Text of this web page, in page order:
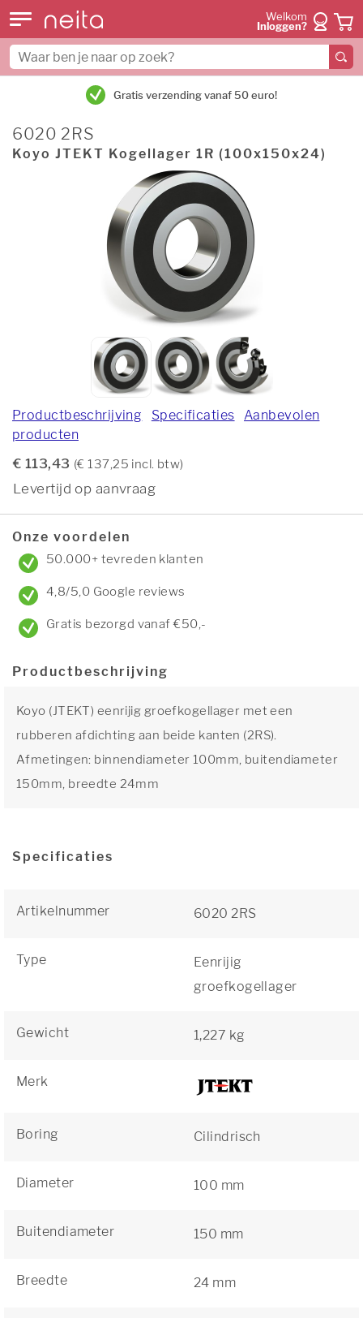
Welkom
Inloggen?
Gratis verzending vanaf 50 euro!
6020 2RS
Koyo JTEKT Kogellager 1R (100x150x24)
Productbeschrijving Specificaties
Aanbevolen
producten
€ 113,43 (€ 137,25 incl. btw)
Levertijd op aanvraag
Onze voordelen
50.000+ tevreden klanten
4,8/5,0 Google reviews
Gratis bezorgd vanaf €50,-
Productbeschrijving
Koyo (JTEKT) eenrijig groefkogellager met een
rubberen afdichting aan beide kanten (2RS).
Afmetingen: binnendiameter 100mm, buitendiameter
150mm, breedte 24mm
Specificaties
Artikelnummer 6020 2RS
Type
Eenrijig
groefkogellager
Gewicht 1,227 kg
Merk
Boring Cilindrisch
Diameter 100 mm
Buitendiameter 150 mm
Breedte 24 mm